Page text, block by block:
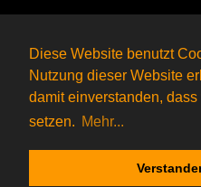
Diese Website benutzt
Nutzung dieser Website
damit einverstanden,
setzen. Mehr...
Das nächste Rätsel ist
31 Gagolganeronline(0 registrierte und
Gagolganer:
9732Rätsel online: